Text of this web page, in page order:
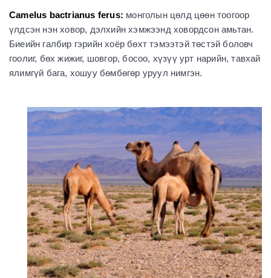
Camelus bactrianus ferus: монголын цөлд цөөн тоогоор
үлдсэн нэн ховор, дэлхийн хэмжээнд ховордсон амьтан.
Биеийн галбир гэрийн хоёр бөхт тэмээтэй төстэй боловч
гоолиг, бөх жижиг, шовгор, босоо, хүзүү урт нарийн, тавхай
ялимгүй бага, хошуу бөмбөгөр уруул нимгэн.